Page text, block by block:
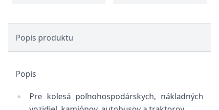
Popis produktu
Popis
Pre kolesá poľnohospodárskych, nákladných